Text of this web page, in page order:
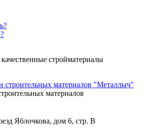
стройматериалы
материалов
Яблочкова, дом 6, стр. В